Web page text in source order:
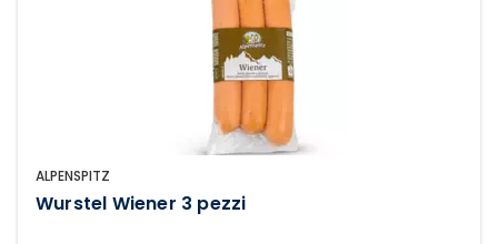
ALPENSPITZ
Wurstel Wiener 3 pezzi